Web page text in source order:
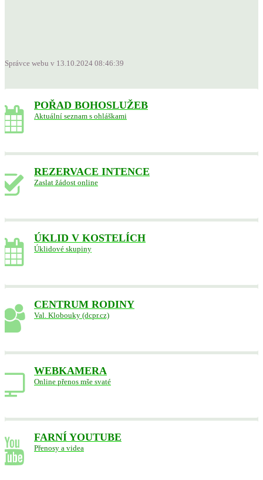
Správce webu v 13.10.2024 08:46:39
POŘAD BOHOSLUŽEB
Aktuální seznam s ohláškami
REZERVACE INTENCE
Zaslat žádost online
ÚKLID V KOSTELÍCH
Úklidové skupiny
CENTRUM RODINY
Val. Klobouky (dcpr.cz)
WEBKAMERA
Online přenos mše svaté
FARNÍ YOUTUBE
Přenosy a videa